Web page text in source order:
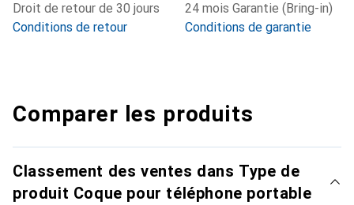
Droit de retour de 30 jours
Conditions de retour
24 mois Garantie (Bring-in)
Conditions de garantie
Comparer les produits
Classement des ventes dans Type de
produit Coque pour téléphone portable